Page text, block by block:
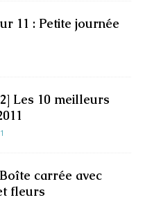
11 : Petite journée
Les 10 meilleurs
1
carrée avec
fleurs